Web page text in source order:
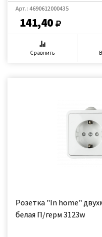
Арт.: 4690612000435
141,40
Сравнить
Розетка "In home"
белая П/герм 3123w